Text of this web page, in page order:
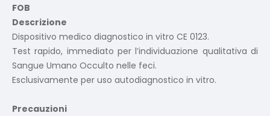
FOB
Descrizione
Dispositivo medico diagnostico in vitro CE 0123.
Test rapido, immediato per l’individuazione qualitativa di
Sangue Umano Occulto nelle feci.
Esclusivamente per uso autodiagnostico in vitro.
Precauzioni